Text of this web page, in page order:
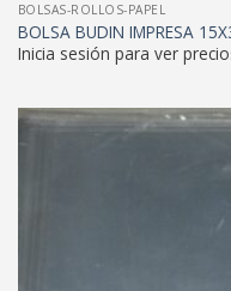
BOLSAS-ROLLOS-PAPEL
BOLSA BUDIN IMPRESA
Inicia sesión para ver